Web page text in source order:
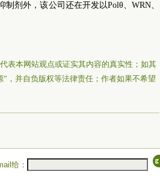
剂外，该公司还在开发以Polθ、WRN、
表本网站观点或证实其内容的真实性；如其
，并自负版权等法律责任；作者如果不希望
给：